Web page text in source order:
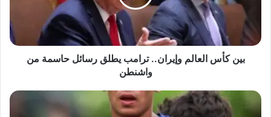
يطلق
رسائل
حاسمة
من
واشنطنبين كأس العالم وإيران.. ترامب يطلق رسائل حاسمة من
واشنطن
من
التتش